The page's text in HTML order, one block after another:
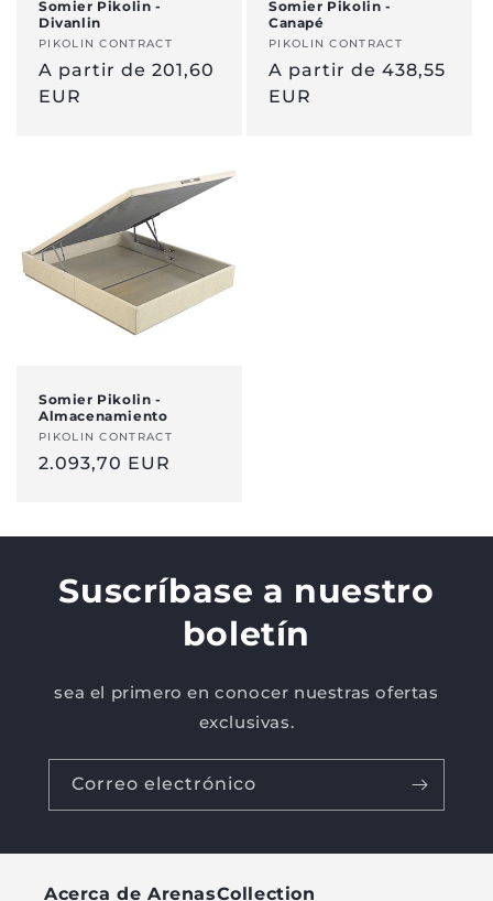
Somier Pikolin -
Divanlin
Vendedor:
PIKOLIN CONTRACT
Precio
normal
A partir de 201,60
EUR
Somier Pikolin -
Canapé
Vendedor:
PIKOLIN CONTRACT
Precio
normal
A partir de 438,55
EUR
Somier Pikolin -
Almacenamiento
Vendedor:
PIKOLIN CONTRACT
Precio
2.093,70 EUR
Suscríbase a nuestro
boletín
sea el primero en conocer nuestras ofertas
exclusivas.
Correo electrónico
Acerca de ArenasCollection